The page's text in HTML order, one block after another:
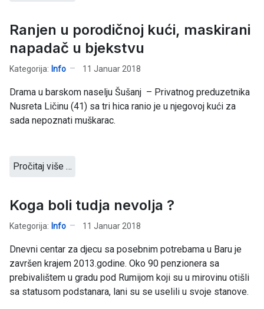
Ranjen u porodičnoj kući, maskirani
napadač u bjekstvu
Kategorija: Info 11 Januar 2018
Drama u barskom naselju Šušanj – Privatnog preduzetnika
Nusreta Ličinu (41) sa tri hica ranio je u njegovoj kući za
sada nepoznati muškarac.
Pročitaj više …
Koga boli tudja nevolja ?
Kategorija: Info 11 Januar 2018
Dnevni centar za djecu sa posebnim potrebama u Baru je
završen krajem 2013.godine. Oko 90 penzionera sa
prebivalištem u gradu pod Rumijom koji su u mirovinu otišli
sa statusom podstanara, lani su se uselili u svoje stanove.